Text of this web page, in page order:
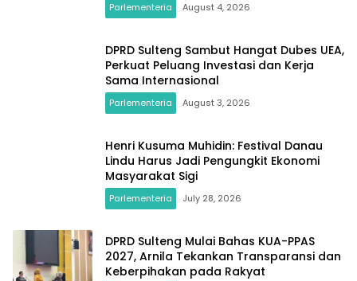
Parlementeria August 4, 2026
DPRD Sulteng Sambut Hangat Dubes UEA,
Perkuat Peluang Investasi dan Kerja
Sama Internasional
Parlementeria August 3, 2026
Henri Kusuma Muhidin: Festival Danau
Lindu Harus Jadi Pengungkit Ekonomi
Masyarakat Sigi
Parlementeria July 28, 2026
DPRD Sulteng Mulai Bahas KUA-PPAS
2027, Arnila Tekankan Transparansi dan
Keberpihakan pada Rakyat